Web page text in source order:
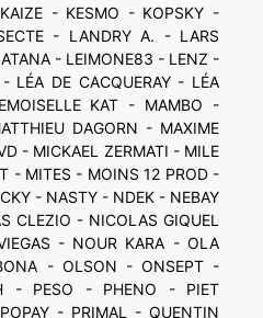
- KESMO - KOPSKY -
- LANDRY A. - LARS
- LEIMONE83 - LENZ -
LÉA DE CACQUERAY - LÉA
KAT - MAMBO -
DAGORN - MAXIME
- MICKAEL ZERMATI - MILE
- MITES - MOINS 12 PROD -
- NASTY - NDEK - NEBAY
CLEZIO - NICOLAS GIQUEL
- NOUR KARA - OLA
- OLSON - ONSEPT -
- PESO - PHENO - PIET
- PRIMAL - QUENTIN